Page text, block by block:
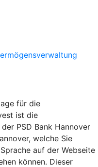
für die
ist die
PSD Bank Hannover
welche Sie
auf der Webseite
können. Dieser